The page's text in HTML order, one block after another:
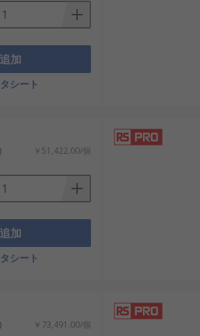
加
シート
￥51,422.00/個
加
シート
￥73,491.00/個